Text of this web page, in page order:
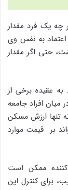
چه یک فرد مقدار
به نفس وی
حتی اگر مقدار
عقیده برخی از
میان افراد جامعه
تنها ارزش مسکن
بر قیمت موارد
ممکن است
برای کنترل این